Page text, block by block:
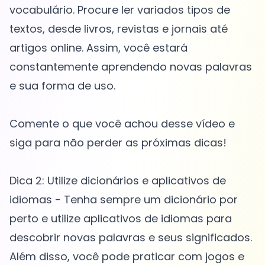
vocabulário. Procure ler variados tipos de
textos, desde livros, revistas e jornais até
artigos online. Assim, você estará
constantemente aprendendo novas palavras
e sua forma de uso.
Comente o que você achou desse vídeo e
siga para não perder as próximas dicas!
Dica 2: Utilize dicionários e aplicativos de
idiomas - Tenha sempre um dicionário por
perto e utilize aplicativos de idiomas para
descobrir novas palavras e seus significados.
Além disso, você pode praticar com jogos e